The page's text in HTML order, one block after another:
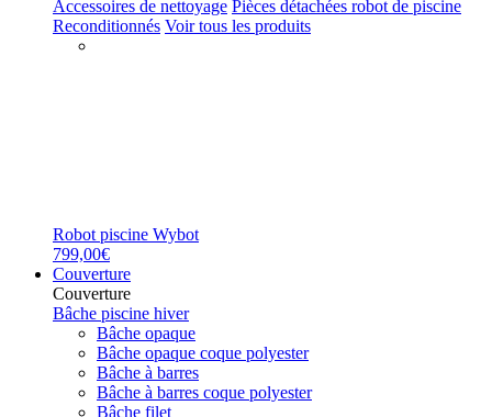
Accessoires de nettoyage Pièces détachées robot de piscine
Reconditionnés Voir tous les produits
Robot piscine Wybot
799,00€
Couverture
Couverture
Bâche piscine hiver
Bâche opaque
Bâche opaque coque polyester
Bâche à barres
Bâche à barres coque polyester
Bâche filet